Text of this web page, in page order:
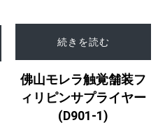
続きを読む
佛山モレラ触覚舗装フ
ィリピンサプライヤー
(D901-1)